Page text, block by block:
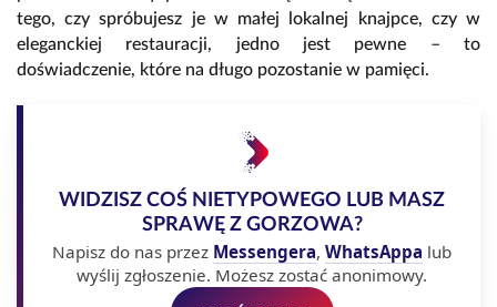
tego, czy spróbujesz je w małej lokalnej knajpce, czy w
eleganckiej restauracji, jedno jest pewne – to
doświadczenie, które na długo pozostanie w pamięci.
WIDZISZ COŚ NIETYPOWEGO LUB MASZ
SPRAWĘ Z GORZOWA?
Napisz do nas przez Messengera, WhatsAppa lub
wyślij zgłoszenie. Możesz zostać anonimowy.